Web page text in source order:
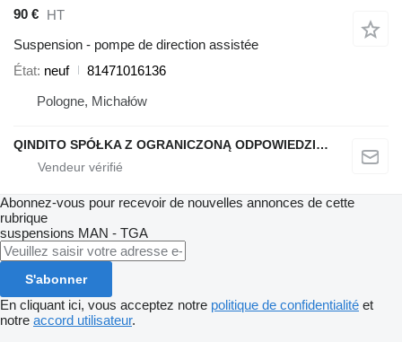
90 € HT
Suspension - pompe de direction assistée
État neuf
81471016136
Pologne, Michałów
QINDITO SPÓŁKA Z OGRANICZONĄ ODPOWIEDZIALNOŚCIĄ
Abonnez-vous pour recevoir de nouvelles annonces de cette
rubrique
suspensions MAN - TGA
S'abonner
En cliquant ici, vous acceptez notre politique de confidentialité et
notre accord utilisateur.